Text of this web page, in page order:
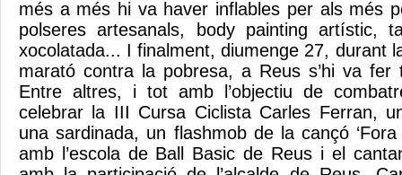
més a més hi va haver inflables per als més
polseres artesanals, body painting artístic,
xocolatada... I finalment, diumenge 27, durant
marató contra la pobresa, a Reus s’hi va fer
Entre altres, i tot amb l’objectiu de
celebrar la III Cursa Ciclista Carles Ferran,
una sardinada, un flashmob de la cançó
amb l’escola de Ball Basic de Reus i el